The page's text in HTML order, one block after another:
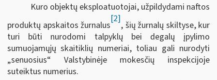
Kuro objektų eksploatuotojai, užpildydami naftos
produktų apskaitos žurnalus
[2]
, šių žurnalų skiltyse, kur
turi būti nurodomi talpyklų bei degalų įpylimo
sumuojamųjų skaitiklių numeriai, toliau gali nurodyti
„senuosius“ Valstybinėje mokesčių inspekcijoje
suteiktus numerius.